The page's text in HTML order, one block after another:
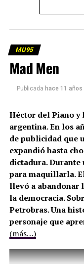
MU95
Mad Men
Publicada hace 11 años
Héctor del Piano
argentina. En los
de publicidad que
expandió hasta
dictadura. Durante
para maquillarla.
llevó a abandonar
la democracia.
Petrobras. Una
personaje que
(más…)